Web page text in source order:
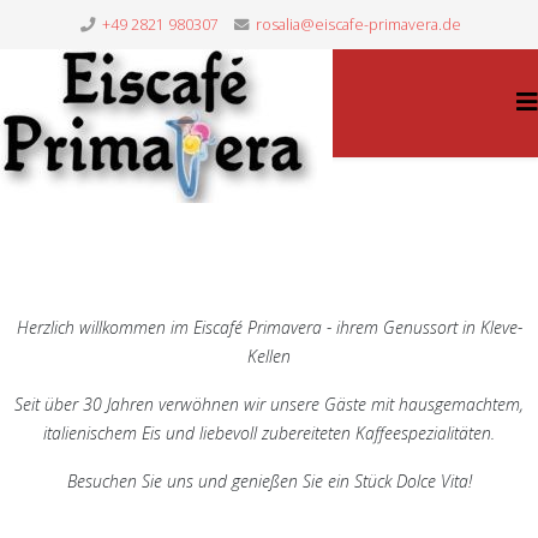
+49 2821 980307 rosalia@eiscafe-primavera.de
Herzlich willkommen im Eiscafé Primavera - ihrem Genussort in Kleve-
Kellen
Seit über 30 Jahren verwöhnen wir unsere Gäste mit hausgemachtem,
italienischem Eis und liebevoll zubereiteten Kaffeespezialitäten.
Besuchen Sie uns und genießen Sie ein Stück Dolce Vita!